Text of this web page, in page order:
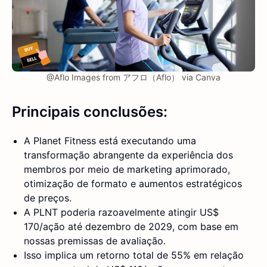
@Aflo Images from アフロ（Aflo） via Canva
Principais conclusões:
A Planet Fitness está executando uma
transformação abrangente da experiência dos
membros por meio de marketing aprimorado,
otimização de formato e aumentos estratégicos
de preços.
A PLNT poderia razoavelmente atingir US$
170/ação até dezembro de 2029, com base em
nossas premissas de avaliação.
Isso implica um retorno total de 55% em relação